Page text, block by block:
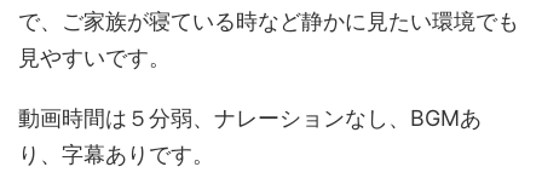
で、ご家族が寝ている時など静かに見たい環境でも
見やすいです。
動画時間は５分弱、ナレーションなし、BGMあ
り、字幕ありです。